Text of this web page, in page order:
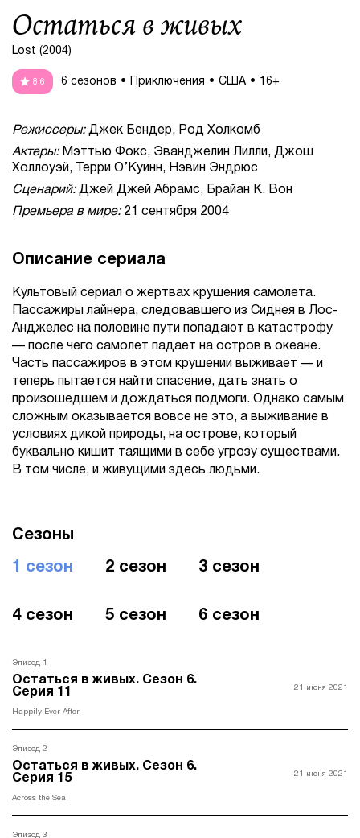
Остаться в живых
Lost (2004)
8.6 6 сезонов Приключения США 16+
Режиссеры:Джек Бендер, Род Холкомб
Актеры:Мэттью Фокс, Эванджелин Лилли, Джош
Холлоуэй, Терри О’Куинн, Нэвин Эндрюс
Сценарий:Джей Джей Абрамс, Брайан К. Вон
Премьера в мире:21 сентября 2004
Описание сериала
Культовый сериал о жертвах крушения самолета.
Пассажиры лайнера, следовавшего из Сиднея в Лос-
Анджелес на половине пути попадают в катастрофу
— после чего самолет падает на остров в океане.
Часть пассажиров в этом крушении выживает — и
теперь пытается найти спасение, дать знать о
произошедшем и дождаться подмоги. Однако самым
сложным оказывается вовсе не это, а выживание в
условиях дикой природы, на острове, который
буквально кишит таящими в себе угрозу существами.
В том числе, и живущими здесь людьми.
Сезоны
1 сезон 2 сезон 3 сезон
4 сезон 5 сезон 6 сезон
Эпизод 1
Остаться в живых. Ceзон 6.
Серия 11
Happily Ever After
21 июня 2021
Эпизод 2
Остаться в живых. Ceзон 6.
Серия 15
Across the Sea
21 июня 2021
Эпизод 3